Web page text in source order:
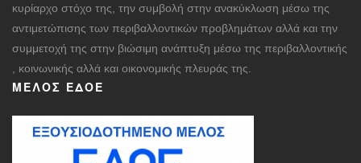
κυρίαρχο στόχο της, την συμβολή στην ανακύκλωση μέσω της
αντιμετώπισης των περιβαλλοντικών προβλημάτων αλλά και την
συμμετοχή της στην βιώσιμη ανάπτυξη μέσω της περιβαλλοντικής
, κοινωνικής αλλά και οικονομικής πλευράς της.
ΜΈΛΟΣ ΕΔΟΕ